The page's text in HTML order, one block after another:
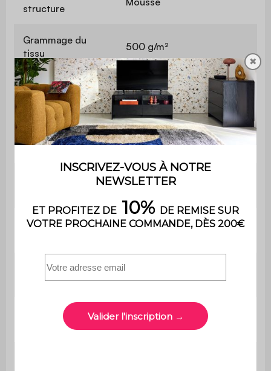
structure
Grammage du
tissu
500 g/m²
Garnissage
Garnissage assise
Mousse polyuréthane
(30kg/m3)
Mousse polyuréthane
Hauteur
35 cm
Profondeur
d'assise
Confort de
Equilibré
✖